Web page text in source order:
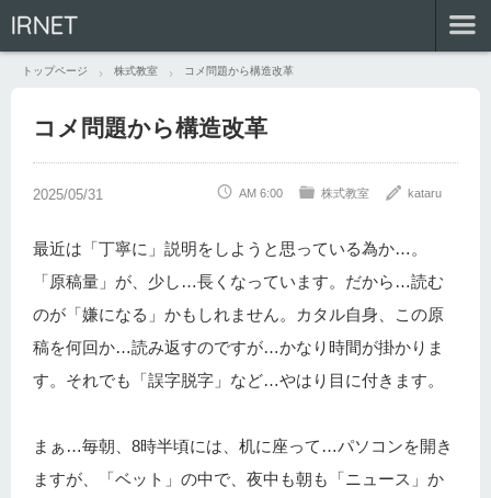
IRNET
トップページ 株式教室 コメ問題から構造改革
コメ問題から構造改革
AM 6:00 株式教室 kataru
最近は「丁寧に」説明をしようと思っている為か…。
「原稿量」が、少し…長くなっています。だから…読む
のが「嫌になる」かもしれません。カタル自身、この原
稿を何回か…読み返すのですが…かなり時間が掛かりま
す。それでも「誤字脱字」など…やはり目に付きます。
まぁ…毎朝、8時半頃には、机に座って…パソコンを開き
ますが、「ベット」の中で、夜中も朝も「ニュース」か